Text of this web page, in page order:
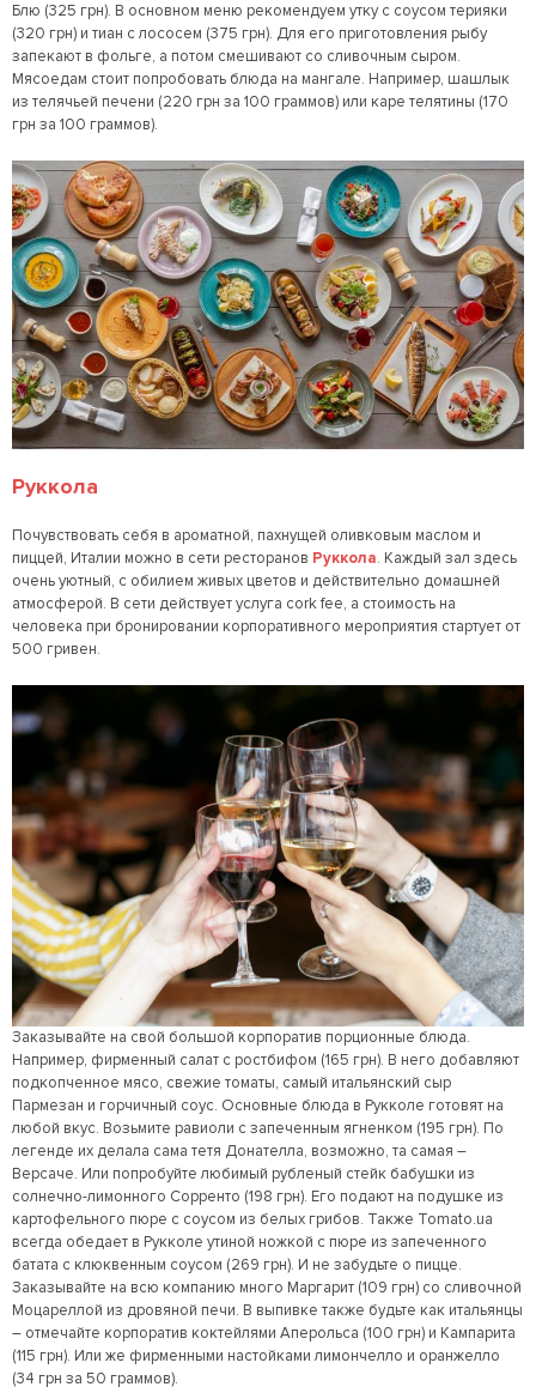
Блю (325 грн). В основном меню рекомендуем утку с соусом терияки
(320 грн) и тиан с лососем (375 грн). Для его приготовления рыбу
запекают в фольге, а потом смешивают со сливочным сыром.
Мясоедам стоит попробовать блюда на мангале. Например, шашлык
из телячьей печени (220 грн за 100 граммов) или каре телятины (170
грн за 100 граммов).
Руккола
Почувствовать себя в ароматной, пахнущей оливковым маслом и
пиццей, Италии можно в сети ресторанов Руккола. Каждый зал здесь
очень уютный, с обилием живых цветов и действительно домашней
атмосферой. В сети действует услуга cork fee, а стоимость на
человека при бронировании корпоративного мероприятия стартует от
500 гривен.
Заказывайте на свой большой корпоратив порционные блюда.
Например, фирменный салат с ростбифом (165 грн). В него добавляют
подкопченное мясо, свежие томаты, самый итальянский сыр
Пармезан и горчичный соус. Основные блюда в Рукколе готовят на
любой вкус. Возьмите равиоли с запеченным ягненком (195 грн). По
легенде их делала сама тетя Донателла, возможно, та самая –
Версаче. Или попробуйте любимый рубленый стейк бабушки из
солнечно-лимонного Сорренто (198 грн). Его подают на подушке из
картофельного пюре с соусом из белых грибов. Также Tomato.ua
всегда обедает в Рукколе утиной ножкой с пюре из запеченного
батата с клюквенным соусом (269 грн). И не забудьте о пицце.
Заказывайте на всю компанию много Маргарит (109 грн) со сливочной
Моцареллой из дровяной печи. В выпивке также будьте как итальянцы
– отмечайте корпоратив коктейлями Аперольса (100 грн) и Кампарита
(115 грн). Или же фирменными настойками лимончелло и оранжелло
(34 грн за 50 граммов).